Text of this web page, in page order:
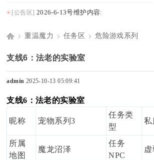
[公告区] 2026-6-13号维护内容:
Di
sc
uz
›
重温魔力
›
任务区 危险游戏系列
支线6：法老的实验室
admin 2025-10-13 05:09:41
支线6：法老的实验室
昵称 宠物系列3
任务类
型
私
所属
地图
魔龙沼泽
任务
NPC
虚